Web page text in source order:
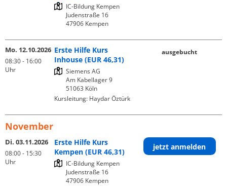
IC-Bildung Kempen
Judenstraße 16
Mo. 12.10.2026
08:30 - 16:00
Uhr
Erste Hilfe Kurs
Inhouse (EUR 46,31)
Siemens AG
Am Kabellager 9
Kursleitung: Haydar Öztürk
ausgebucht
November
Di. 03.11.2026
08:00 - 15:30
Uhr
Erste Hilfe Kurs
Kempen (EUR 46,31)
IC-Bildung Kempen
Judenstraße 16
jetzt anmelden